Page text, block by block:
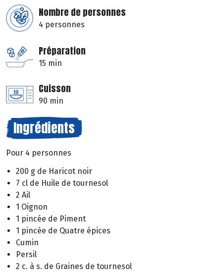
Nombre de personnes
4 personnes
Préparation
15 min
Cuisson
90 min
Ingrédients
Pour 4 personnes
200 g de Haricot noir
7 cl de Huile de tournesol
2 Ail
1 Oignon
1 pincée de Piment
1 pincée de Quatre épices
Cumin
Persil
2 c. à s. de Graines de tournesol